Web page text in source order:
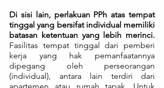
Di sisi lain, perlakuan PPh atas tempat
tinggal yang bersifat individual memiliki
Fasilitas tempat tinggal dari pemberi
kerja yang hak pemanfaatannya
dipegang oleh perseorangan
(individual), antara lain terdiri dari